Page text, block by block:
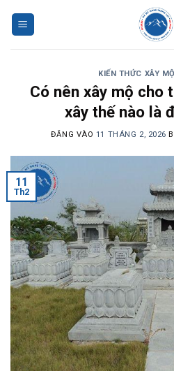
KIẾN THỨC XÂY MỘ
Có nên xây mộ cho
xây thế nào là
ĐĂNG VÀO 11 THÁNG 2, 2026
11
Th2